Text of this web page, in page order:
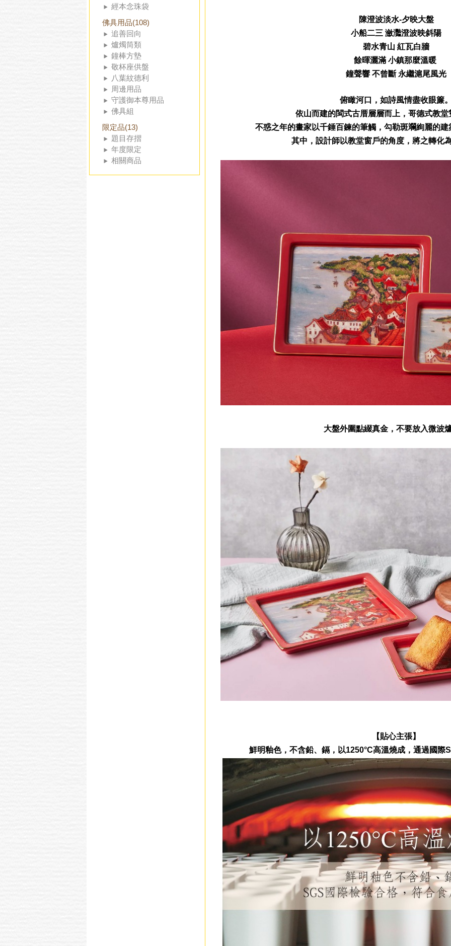
經本念珠袋
佛具用品(108)
追善回向
爐燭筒類
鐘棒方墊
敬杯座供盤
八葉紋德利
周邊用品
守護御本尊用品
佛具組
限定品(13)
題目存摺
年度限定
相關商品
陳澄波淡水-夕映大盤
小船二三 瀲灩澄波映斜陽
碧水青山 紅瓦白牆
餘暉灑滿 小鎮那麼溫暖
鐘聲響 不曾斷 永繼滬尾風光
俯瞰河口，如詩風情盡收眼簾
依山而建的閩式古厝層層而上，哥德式教堂
不惑之年的畫家以千錘百鍊的筆觸，勾勒斑斕絢麗的
其中，設計師以教堂窗戶的角度，將之轉化
大盤外圍點綴真金，不要放入微波
【貼心主張】
鮮明釉色，不含鉛、鎘，以1250°C高溫燒成，通過國際